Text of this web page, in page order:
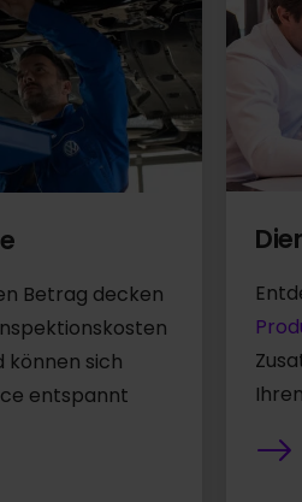
Betrag decken
können sich
entspannt